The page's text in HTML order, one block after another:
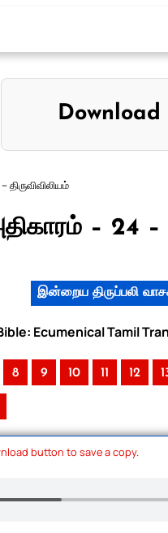
– 24 –
இன்றைய திருப்பலி
Ecumenical Tamil
8 9 10 11 12
button to save a copy.